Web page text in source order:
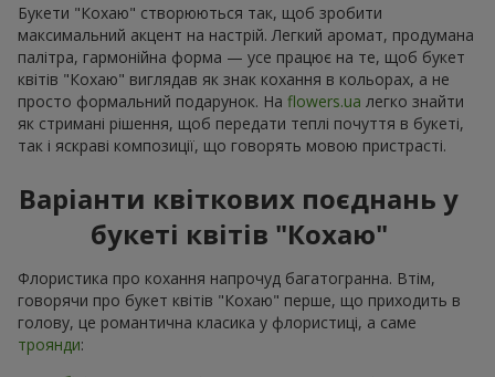
Букети "Кохаю" створюються так, щоб зробити
максимальний акцент на настрій. Легкий аромат, продумана
палітра, гармонійна форма — усе працює на те, щоб букет
квітів "Кохаю" виглядав як знак кохання в кольорах, а не
просто формальний подарунок. На flowers.ua легко знайти
як стримані рішення, щоб передати теплі почуття в букеті,
так і яскраві композиції, що говорять мовою пристрасті.
Варіанти квіткових поєднань у
букеті квітів "Кохаю"
Флористика про кохання напрочуд багатогранна. Втім,
говорячи про букет квітів "Кохаю" перше, що приходить в
голову, це романтична класика у флористиці, а саме
троянди: